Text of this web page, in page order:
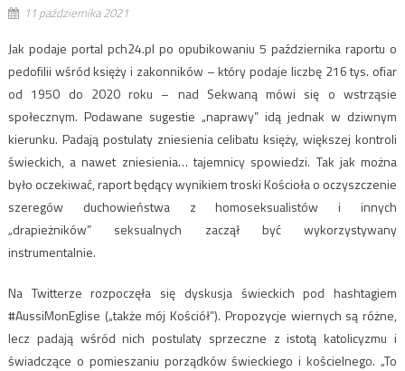
11 października 2021
Jak podaje portal pch24.pl po opubikowaniu 5 października raportu o
pedofilii wśród księży i zakonników – który podaje liczbę 216 tys. ofiar
od 1950 do 2020 roku – nad Sekwaną mówi się o wstrząsie
społecznym. Podawane sugestie „naprawy” idą jednak w dziwnym
kierunku. Padają postulaty zniesienia celibatu księży, większej kontroli
świeckich, a nawet zniesienia… tajemnicy spowiedzi. Tak jak można
było oczekiwać, raport będący wynikiem troski Kościoła o oczyszczenie
szeregów duchowieństwa z homoseksualistów i innych
„drapieżników” seksualnych zaczął być wykorzystywany
instrumentalnie.
Na Twitterze rozpoczęła się dyskusja świeckich pod hashtagiem
#AussiMonEglise („także mój Kościół”). Propozycje wiernych są różne,
lecz padają wśród nich postulaty sprzeczne z istotą katolicyzmu i
świadczące o pomieszaniu porządków świeckiego i kościelnego. „To